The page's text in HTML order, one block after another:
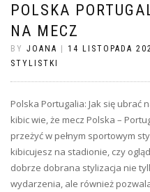
POLSKA
NA MECZ
BY JOANA | 14 LISTOPADA
STYLISTKI
Polska Portugalia: Jak się ubrać
kibic wie, że mecz Polska –
przeżyć w pełnym sportowym
kibicujesz na stadionie, czy
dobrze dobrana stylizacja nie
wydarzenia, ale również